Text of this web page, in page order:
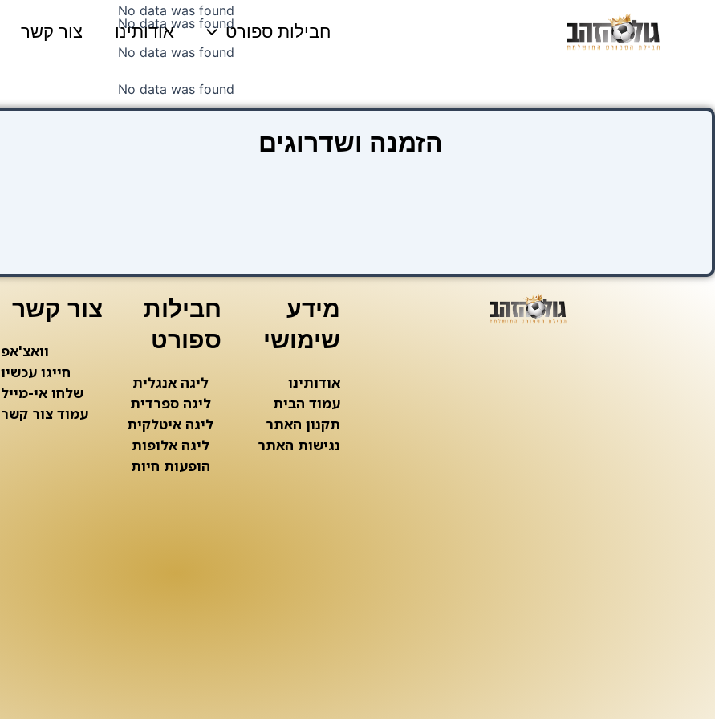
חבילות ספורט אודותינו צור קשר
No data was found
No data was found
No data was found
No data was found
הזמנה ושדרוגים
מידע
שימושי
אודותינו
עמוד הבית
תקנון האתר
נגישות האתר
חבילות
ספורט
ליגה אנגלית
ליגה ספרדית
ליגה איטלקית
ליגה אלופות
הופעות חיות
צור קשר
וואצ'אפ
חייגו עכשיו
שלחו אי-מייל
עמוד צור קשר